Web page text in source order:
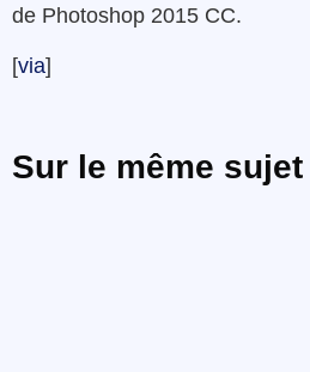
de Photoshop 2015 CC.
[via]
Sur le même sujet